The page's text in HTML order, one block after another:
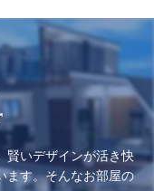
賢いデザインが活き快
ます。そんなお部屋の